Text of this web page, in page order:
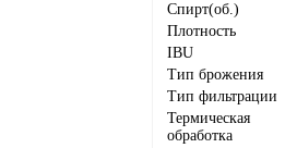
Спирт(об.)
Плотность
IBU
Тип брожения
Тип фильтрации
Термическая
обработка